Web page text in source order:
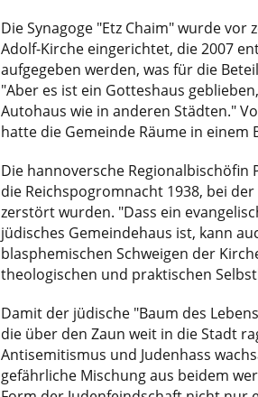
Die Synagoge "Etz Chaim" wurde vor
Adolf-Kirche eingerichtet, die 2007
aufgegeben werden, was für die
"Aber es ist ein Gotteshaus
Autohaus wie in anderen Städten."
hatte die Gemeinde Räume in einem
Die hannoversche
die Reichspogromnacht 1938, bei
zerstört wurden. "Dass ein
jüdisches Gemeindehaus ist, kann
blasphemischen Schweigen der
theologischen und praktischen
Damit der jüdische "Baum des
die über den Zaun weit in die Stadt
Antisemitismus und Judenhass
gefährliche Mischung aus beidem